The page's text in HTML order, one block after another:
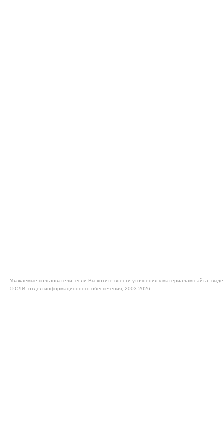
Уважаемые пользователи, если Вы хотите внести уточнения к материалам сайта,
© CЛИ, отдел информационного обеспечения, 2003-2026